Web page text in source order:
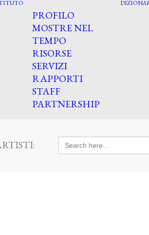
PROFILO
MOSTRE NEL
TEMPO
RISORSE
SERVIZI
RAPPORTI
STAFF
PARTNERSHIP
Search
for: